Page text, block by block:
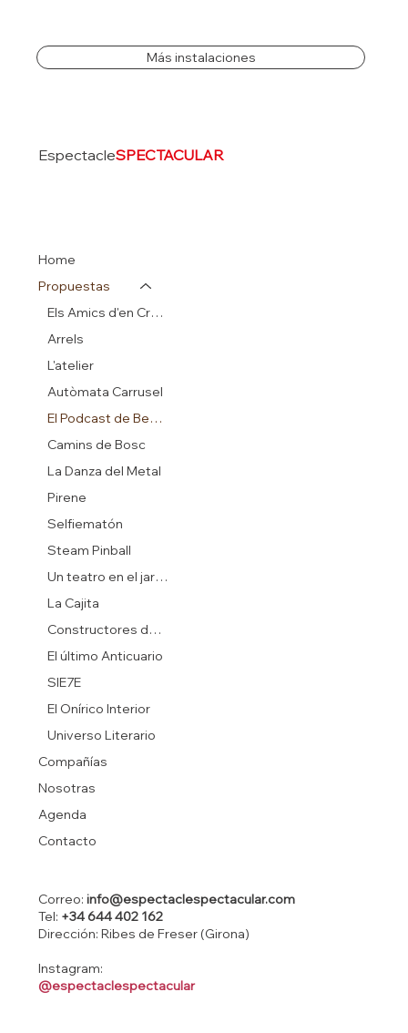
Más instalaciones
EspectacleSPECTACULAR
Home
Propuestas
Els Amics d'en Crusó
Arrels
L'atelier
Autòmata Carrusel
El Podcast de Beatrix Potter
Camins de Bosc
La Danza del Metal
Pirene
Selfiematón
Steam Pinball
Un teatro en el jardín
La Cajita
Constructores de sueños
El último Anticuario
SIE7E
El Onírico Interior
Universo Literario
Compañías
Nosotras
Agenda
Contacto
Correo:info@espectaclespectacular.com
Tel: +34 644 402 162
Dirección: Ribes de Freser (Girona)
Instagram:
@espectaclespectacular